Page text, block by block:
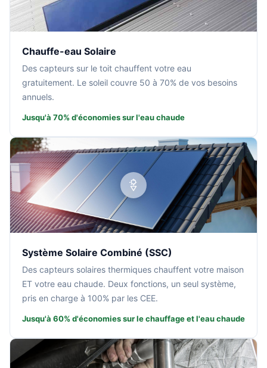
Chauffe-eau Solaire
Des capteurs sur le toit chauffent votre eau
gratuitement. Le soleil couvre 50 à 70% de vos besoins
annuels.
Jusqu'à 70% d'économies sur l'eau chaude
Système Solaire Combiné (SSC)
Des capteurs solaires thermiques chauffent votre maison
ET votre eau chaude. Deux fonctions, un seul système,
pris en charge à 100% par les CEE.
Jusqu'à 60% d'économies sur le chauffage et l'eau chaude